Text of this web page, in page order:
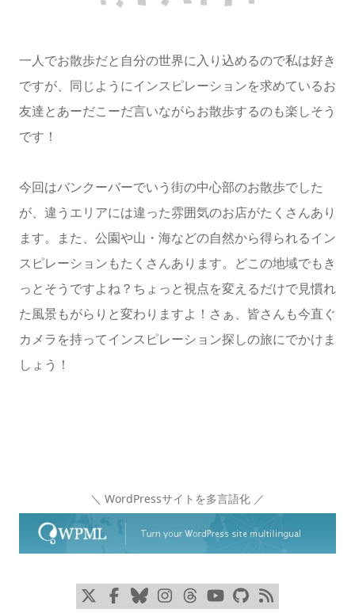
一人でお散歩だと自分の世界に入り込めるので私は好き
ですが、同じようにインスピレーションを求めているお
友達とあーだこーだ言いながらお散歩するのも楽しそう
です！
今回はバンクーバーでいう街の中心部のお散歩でした
が、違うエリアには違った雰囲気のお店がたくさんあり
ます。また、公園や山・海などの自然から得られるイン
スピレーションもたくさんあります。どこの地域でもき
っとそうですよね？ちょっと視点を変えるだけで見慣れ
た風景もがらりと変わりますよ！さぁ、皆さんも今直ぐ
カメラを持ってインスピレーション探しの旅にでかけま
しょう！
＼ WordPressサイトを多言語化 ／
Facebook
BlueskyInstagram
ThreadsYouTube
GitHub
RSS